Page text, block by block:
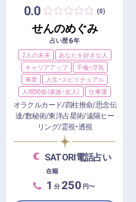
0.0 (0)
せんのめぐみ
占い歴6年
2人の未来
あなたを好きな人
キャリアアップ
不倫・浮気
事業
人生・スピリチュアル
人間関係（家族・友人）
仕事運
オラクルカード/四柱推命/思念伝
達/数秘術/東洋占星術/遠隔ヒー
リング/霊視・透視
SATORI電話占い
在籍
1 分 250 円〜